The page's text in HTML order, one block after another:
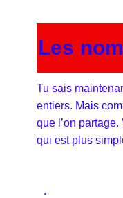
Les
Tu sais
entiers. Mais
que l’on
qui est plus
.